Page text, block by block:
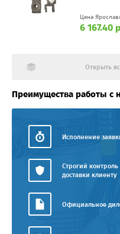
Цена
6 167.40
Открыть
Преимущества работы с
Исполнение
Строгий контроль
доставки клиенту
Официальное